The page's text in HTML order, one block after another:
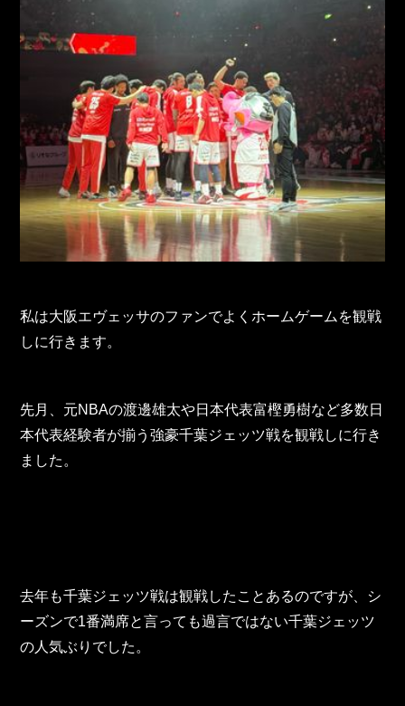
東邦自動車 株式会社
株式会社 東邦アウトフロイデ
株式会社 ワールドパーツ
株式会社 ソナティック
東邦グループの採用情報
東邦コラム
TOHO PARTS ORDERING SYSTEM
私は大阪エヴェッサのファンでよくホームゲームを観戦
しに行きます。
先月、元NBAの渡邊雄太や日本代表富樫勇樹など多数日
本代表経験者が揃う強豪千葉ジェッツ戦を観戦しに行き
ました。
去年も千葉ジェッツ戦は観戦したことあるのですが、シ
ーズンで1番満席と言っても過言ではない千葉ジェッツ
の人気ぶりでした。